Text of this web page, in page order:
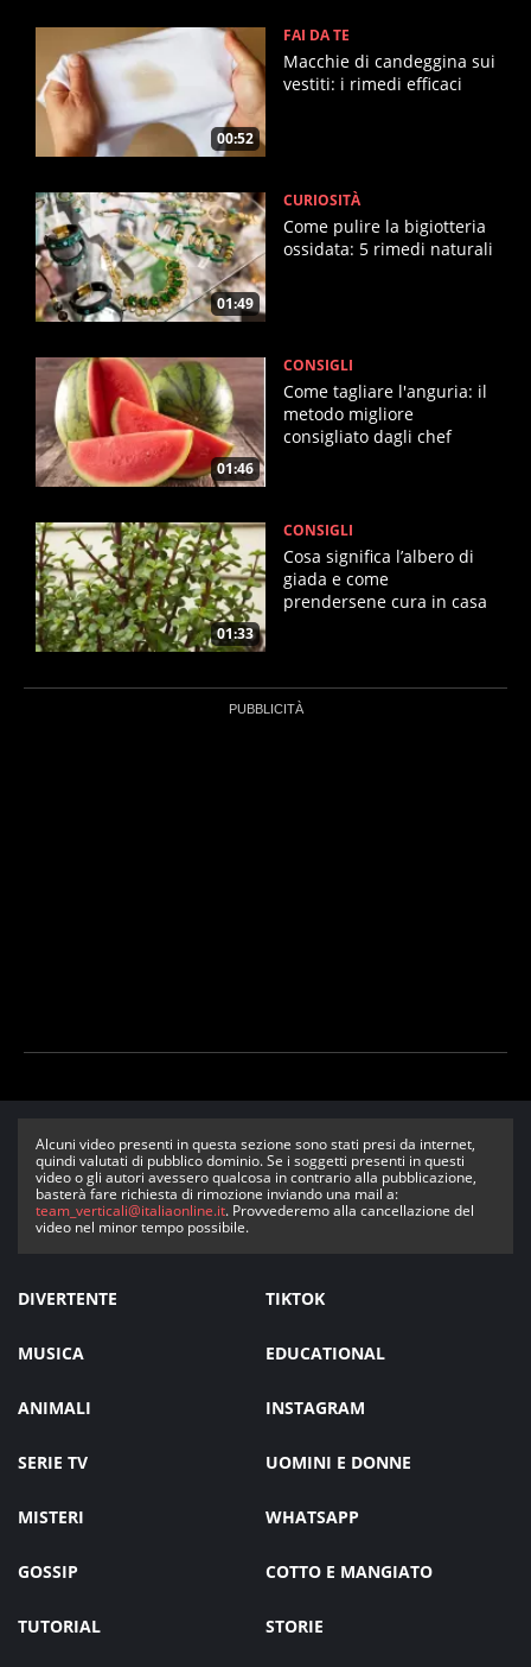
00:52
FAI DA TE
Macchie di candeggina sui
vestiti: i rimedi efficaci
01:49
CURIOSITÀ
Come pulire la bigiotteria
ossidata: 5 rimedi naturali
01:46
CONSIGLI
Come tagliare l'anguria: il
metodo migliore
consigliato dagli chef
01:33
CONSIGLI
Cosa significa l’albero di
giada e come
prendersene cura in casa
Alcuni video presenti in questa sezione sono stati presi da internet,
quindi valutati di pubblico dominio. Se i soggetti presenti in questi
video o gli autori avessero qualcosa in contrario alla pubblicazione,
basterà fare richiesta di rimozione inviando una mail a:
team_verticali@italiaonline.it. Provvederemo alla cancellazione del
video nel minor tempo possibile.
DIVERTENTE TIKTOK
MUSICA EDUCATIONAL
ANIMALI INSTAGRAM
SERIE TV UOMINI E DONNE
MISTERI WHATSAPP
GOSSIP COTTO E MANGIATO
TUTORIAL STORIE